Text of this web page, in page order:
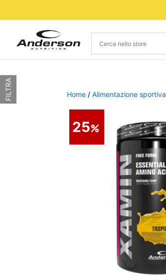
Home /Alimentazione sportiva
25
FILTRA